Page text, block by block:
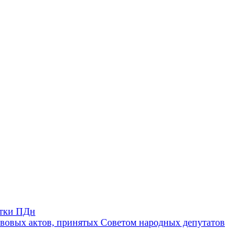
ПДн
актов, принятых Советом народных депутатов